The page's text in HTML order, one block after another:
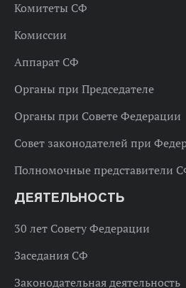
Комитеты СФ
Комиссии
Аппарат СФ
Органы при Председателе
Органы при Совете Федерации
Совет законодателей при
Полномочные представители
ДЕЯТЕЛЬНОСТЬ
30 лет Совету Федерации
Заседания СФ
Законодательная деятельность